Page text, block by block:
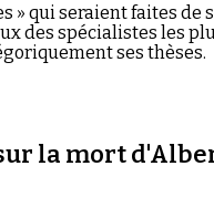
» qui seraient faites de
des spécialistes les
ses thèses.
la mort